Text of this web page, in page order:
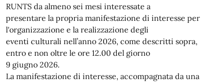
RUNTS da almeno sei mesi interessate a
presentare la propria manifestazione di interesse per
l'organizzazione e la realizzazione degli
eventi culturali nell’anno 2026, come descritti sopra,
entro e non oltre le ore 12.00 del giorno
9 giugno 2026.
La manifestazione di interesse, accompagnata da una